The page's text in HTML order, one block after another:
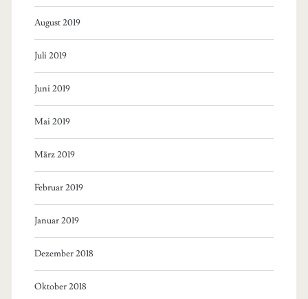
August 2019
Juli 2019
Juni 2019
Mai 2019
März 2019
Februar 2019
Januar 2019
Dezember 2018
Oktober 2018